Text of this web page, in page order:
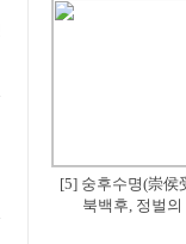
[5] 숭후수명(崇侯
북백후, 정벌